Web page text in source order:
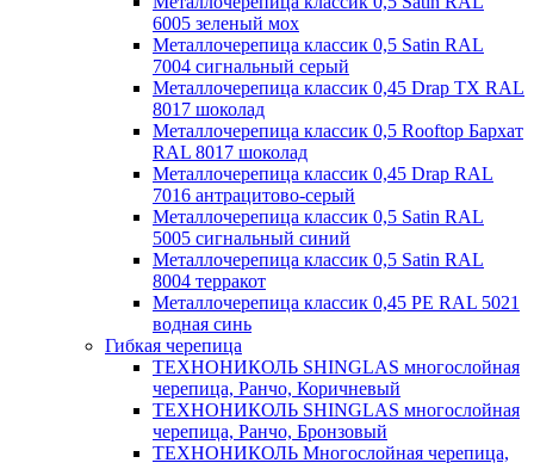
6005 зеленый мох
Металлочерепица классик 0,5 Satin RAL
7004 сигнальный серый
Металлочерепица классик 0,45 Drap TX RAL
8017 шоколад
Металлочерепица классик 0,5 Rooftop Бархат
RAL 8017 шоколад
Металлочерепица классик 0,45 Drap RAL
7016 антрацитово-серый
Металлочерепица классик 0,5 Satin RAL
5005 сигнальный синий
Металлочерепица классик 0,5 Satin RAL
8004 терракот
Металлочерепица классик 0,45 PE RAL 5021
водная синь
Гибкая черепица
ТЕХНОНИКОЛЬ SHINGLAS многослойная
черепица, Ранчо, Коричневый
ТЕХНОНИКОЛЬ SHINGLAS многослойная
черепица, Ранчо, Бронзовый
ТЕХНОНИКОЛЬ Многослойная черепица,